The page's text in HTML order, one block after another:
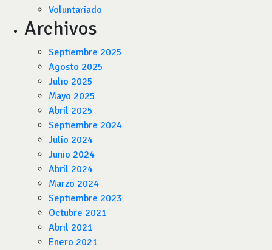
Voluntariado
Archivos
Septiembre 2025
Agosto 2025
Julio 2025
Mayo 2025
Abril 2025
Septiembre 2024
Julio 2024
Junio 2024
Abril 2024
Marzo 2024
Septiembre 2023
Octubre 2021
Abril 2021
Enero 2021